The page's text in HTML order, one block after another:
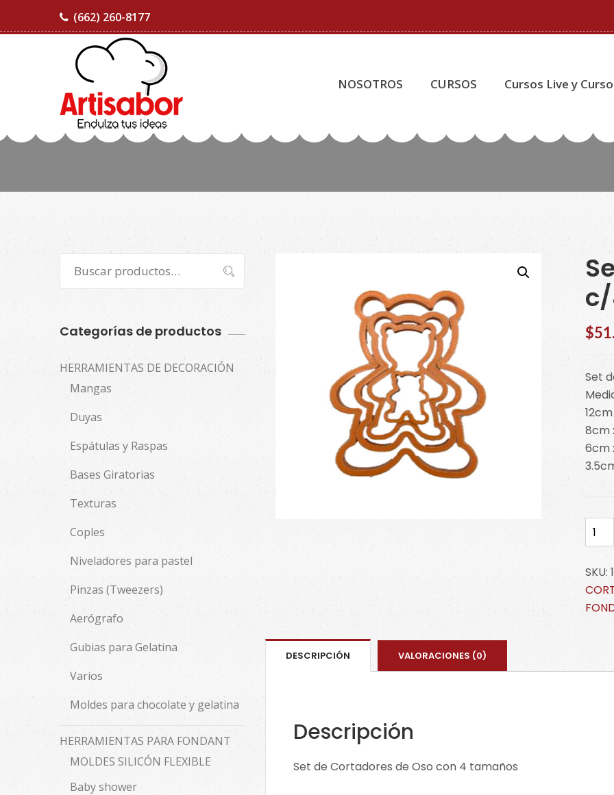
(662) 260-8177
NOSOTROS CURSOS Cursos Live y
$
Set
8cm
6cm
Set
c/4.
17-
035
SKU:
DESCRIPCIÓN VALORACIONES (0)
Descripción
Set de Cortadores de Oso con 4 tamaños
por:
Buscar
Categorías de productos
HERRAMIENTAS DE DECORACIÓN
Mangas
Duyas
Espátulas y Raspas
Bases Giratorias
Texturas
Coples
Niveladores para pastel
Pinzas (Tweezers)
Aerógrafo
Gubias para Gelatina
Varios
Moldes para chocolate y gelatina
HERRAMIENTAS PARA FONDANT
MOLDES SILICÓN FLEXIBLE
Baby shower